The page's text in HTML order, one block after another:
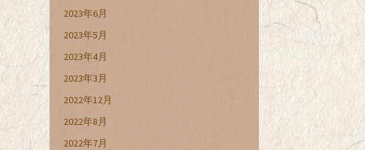
2023年6月
2023年5月
2023年4月
2023年3月
2022年12月
2022年8月
2022年7月